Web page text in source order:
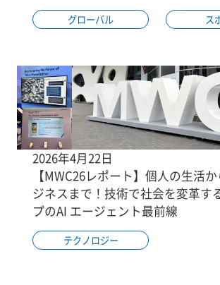
グローバル ス
2026年4月22日
【MWC26レポート】個人の生活
ジネスまで！技術で社会を変革す
プのAI エージェント最前線
テクノロジー